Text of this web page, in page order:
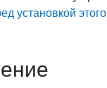
установкой